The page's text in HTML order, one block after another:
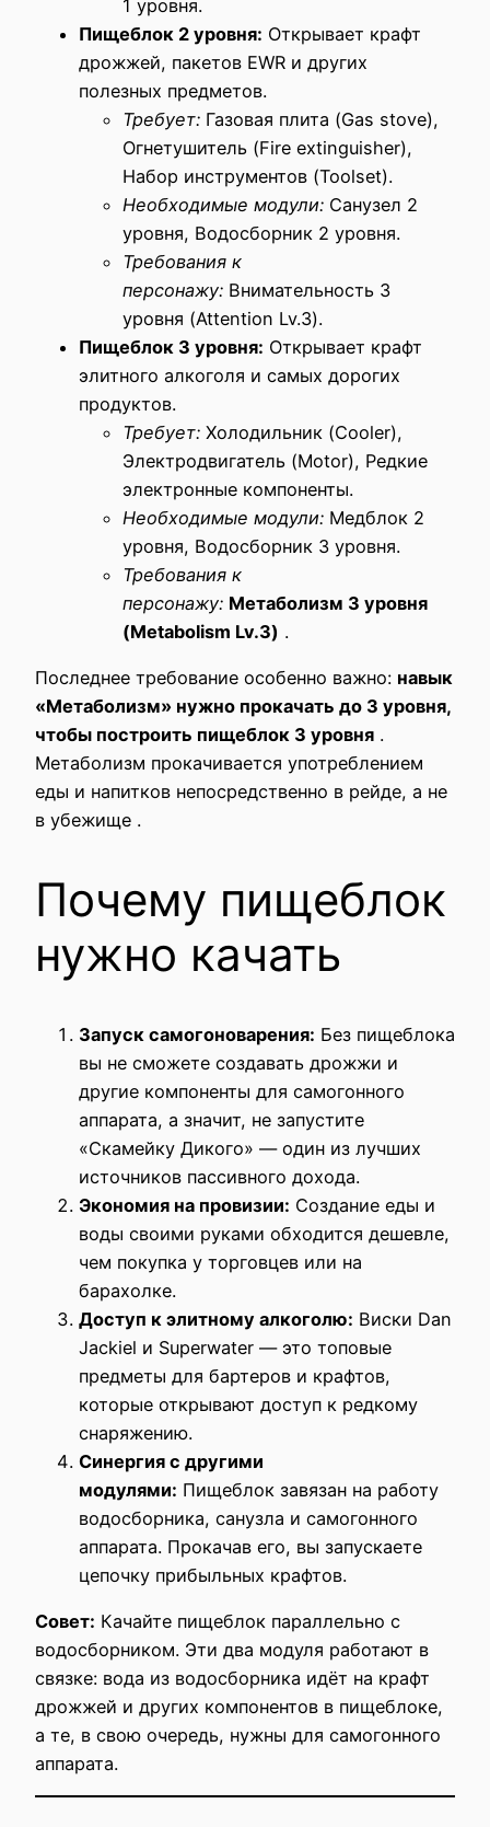
1 уровня.
Пищеблок 2 уровня: Открывает крафт
дрожжей, пакетов EWR и других
полезных предметов.
Требует: Газовая плита (Gas stove),
Огнетушитель (Fire extinguisher),
Набор инструментов (Toolset).
Необходимые модули: Санузел 2
уровня, Водосборник 2 уровня.
Требования к
персонажу: Внимательность 3
уровня (Attention Lv.3).
Пищеблок 3 уровня: Открывает крафт
элитного алкоголя и самых дорогих
продуктов.
Требует: Холодильник (Cooler),
Электродвигатель (Motor), Редкие
электронные компоненты.
Необходимые модули: Медблок 2
уровня, Водосборник 3 уровня.
Требования к
персонажу: Метаболизм 3 уровня
(Metabolism Lv.3) .
Последнее требование особенно важно: навык
«Метаболизм» нужно прокачать до 3 уровня,
чтобы построить пищеблок 3 уровня .
Метаболизм прокачивается употреблением
еды и напитков непосредственно в рейде, а не
в убежище .
Почему пищеблок
нужно качать
Запуск самогоноварения: Без пищеблока
вы не сможете создавать дрожжи и
другие компоненты для самогонного
аппарата, а значит, не запустите
«Скамейку Дикого» — один из лучших
источников пассивного дохода.
Экономия на провизии: Создание еды и
воды своими руками обходится дешевле,
чем покупка у торговцев или на
барахолке.
Доступ к элитному алкоголю: Виски Dan
Jackiel и Superwater — это топовые
предметы для бартеров и крафтов,
которые открывают доступ к редкому
снаряжению.
Синергия с другими
модулями: Пищеблок завязан на работу
водосборника, санузла и самогонного
аппарата. Прокачав его, вы запускаете
цепочку прибыльных крафтов.
Совет: Качайте пищеблок параллельно с
водосборником. Эти два модуля работают в
связке: вода из водосборника идёт на крафт
дрожжей и других компонентов в пищеблоке,
а те, в свою очередь, нужны для самогонного
аппарата.